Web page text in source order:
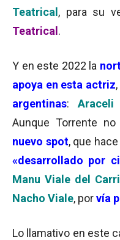
Teatrical , para su
Teatrical .
Y en este 2022 la
apoya en esta actriz
argentinas: Araceli
Aunque Torrente
nuevo spot, que
«desarrollado por
Manu Viale del
Nacho Viale, porvía
Lo llamativo en este